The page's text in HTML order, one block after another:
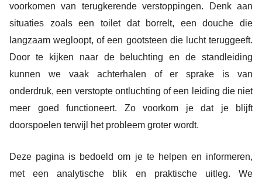
voorkomen van terugkerende verstoppingen. Denk aan
situaties zoals een toilet dat borrelt, een douche die
langzaam wegloopt, of een gootsteen die lucht teruggeeft.
Door te kijken naar de beluchting en de standleiding
kunnen we vaak achterhalen of er sprake is van
onderdruk, een verstopte ontluchting of een leiding die niet
meer goed functioneert. Zo voorkom je dat je blijft
doorspoelen terwijl het probleem groter wordt.
Deze pagina is bedoeld om je te helpen en informeren,
met een analytische blik en praktische uitleg. We